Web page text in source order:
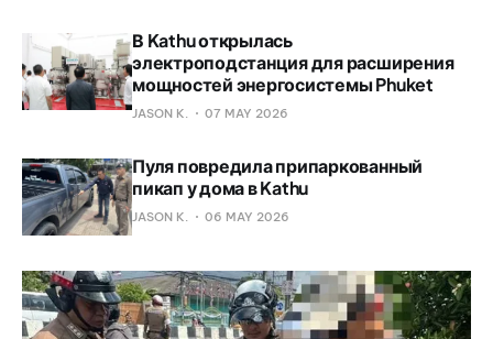
В Kathu открылась
электроподстанция для расширения
мощностей энергосистемы Phuket
JASON K. 07 MAY 2026
Пуля повредила припаркованный
пикап у дома в Kathu
JASON K. 06 MAY 2026